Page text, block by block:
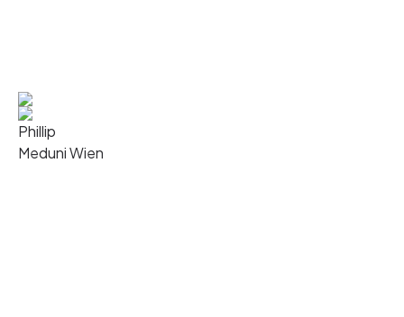
Phillip
Meduni Wien